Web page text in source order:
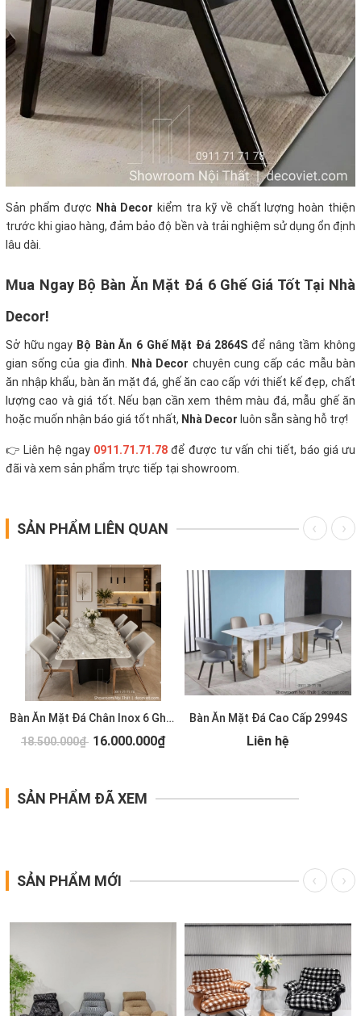
Sản phẩm được Nhà Decor kiểm tra kỹ về chất lượng hoàn thiện
trước khi giao hàng, đảm bảo độ bền và trải nghiệm sử dụng ổn định
lâu dài.
Mua Ngay Bộ Bàn Ăn Mặt Đá 6 Ghế Giá Tốt Tại Nhà
Decor!
Sở hữu ngay Bộ Bàn Ăn 6 Ghế Mặt Đá 2864S để nâng tầm không
gian sống của gia đình.
Nhà Decor chuyên cung cấp các mẫu bàn
ăn nhập khẩu, bàn ăn mặt đá, ghế ăn cao cấp với thiết kế đẹp, chất
lượng cao và giá tốt.
Nếu bạn cần xem thêm màu đá, mẫu ghế ăn
hoặc muốn nhận báo giá tốt nhất, Nhà Decor luôn sẵn sàng hỗ trợ!
👉 Liên hệ ngay 0911.71.71.78 để được tư vấn chi tiết, báo giá ưu
đãi và xem sản phẩm trực tiếp tại showroom.
SẢN PHẨM LIÊN QUAN
Bàn Ăn Mặt Đá Chân Inox 6 Ghế 2993S
18.500.000₫ 16.000.000₫
Bàn Ăn Mặt Đá Cao Cấp 2994S
Liên hệ
SẢN PHẨM ĐÃ XEM
SẢN PHẨM MỚI